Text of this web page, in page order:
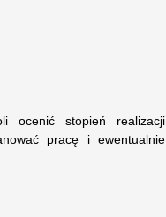
ocenić stopień realizacji
pracę i ewentualnie